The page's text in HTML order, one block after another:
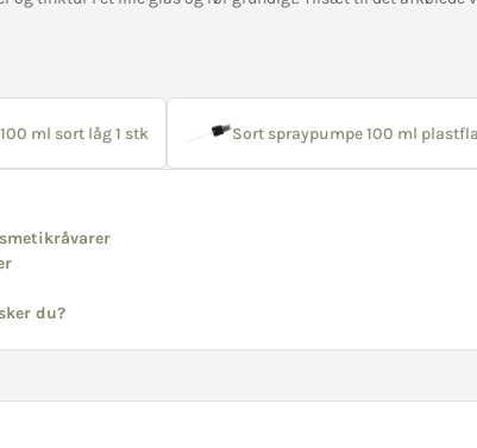
ml sort låg 1 stk Sort spraypumpe 100 ml
du?